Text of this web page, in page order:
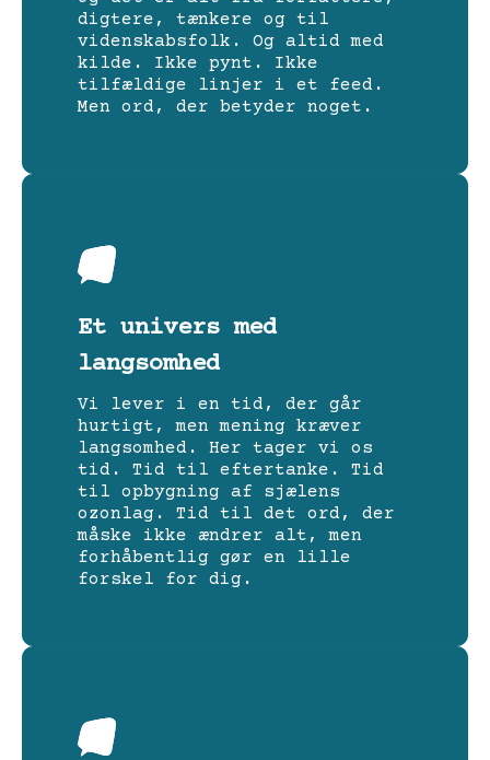
digtere, tænkere og til
videnskabsfolk. Og altid med
kilde. Ikke pynt. Ikke
tilfældige linjer i et feed.
Men ord, der betyder noget.
Et univers med
langsomhed
Vi lever i en tid, der går
hurtigt, men mening kræver
langsomhed. Her tager vi os
tid. Tid til eftertanke. Tid
til opbygning af sjælens
ozonlag. Tid til det ord, der
måske ikke ændrer alt, men
forhåbentlig gør en lille
forskel for dig.